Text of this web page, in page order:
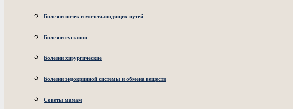
Болезни почек и мочевыводящих путей
Болезни суставов
Болезни хирургические
Болезни эндокринной системы и обмена веществ
Советы мамам